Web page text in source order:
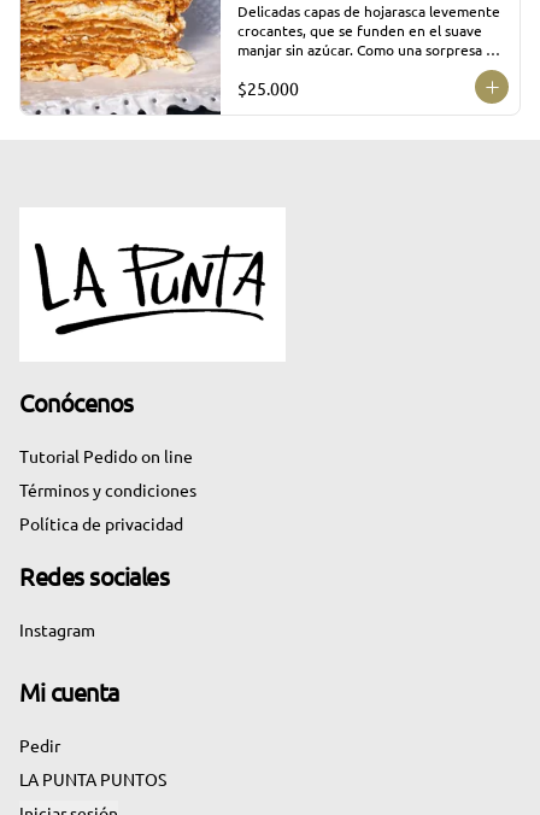
Aprox.
Delicadas capas de hojarasca levemente
crocantes, que se funden en el suave
manjar sin azúcar. Como una sorpresa en
la mitad de la preparación, aparece un
fresco relleno de crema chantilly,
proponiendo un contraste de sabores
$25.000
Conócenos
Tutorial Pedido on line
Términos y condiciones
Política de privacidad
Redes sociales
Instagram
Mi cuenta
Pedir
LA PUNTA PUNTOS